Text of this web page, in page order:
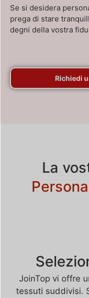
Se si desidera
prega di stare
degni della vostra
Richiedi
La
JoinTop vi offre
tessuti suddivisi.